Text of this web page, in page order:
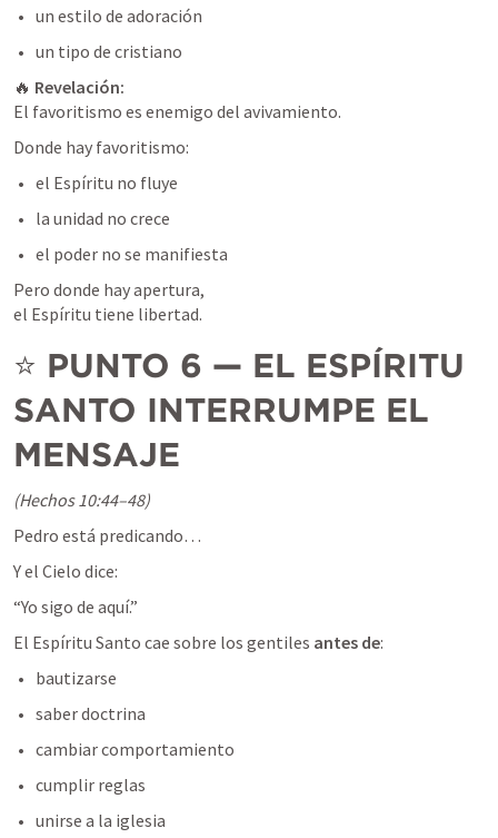
un estilo de adoración
un tipo de cristiano
🔥 Revelación:
El favoritismo es enemigo del avivamiento.
Donde hay favoritismo:
el Espíritu no fluye
la unidad no crece
el poder no se manifiesta
Pero donde hay apertura,
el Espíritu tiene libertad.
⭐ PUNTO 6 — EL ESPÍRITU
SANTO INTERRUMPE EL
MENSAJE
(Hechos 10:44–48)
Pedro está predicando…
Y el Cielo dice:
“Yo sigo de aquí.”
El Espíritu Santo cae sobre los gentiles antes de:
bautizarse
saber doctrina
cambiar comportamiento
cumplir reglas
unirse a la iglesia